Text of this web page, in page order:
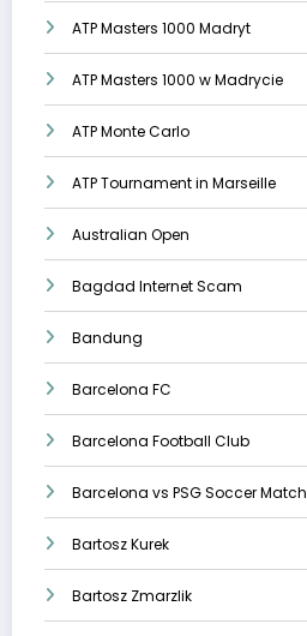
ATP Masters 1000 Madryt
ATP Masters 1000 w Madrycie
ATP Monte Carlo
ATP Tournament in Marseille
Australian Open
Bagdad Internet Scam
Bandung
Barcelona FC
Barcelona Football Club
Barcelona vs PSG Soccer Match
Bartosz Kurek
Bartosz Zmarzlik